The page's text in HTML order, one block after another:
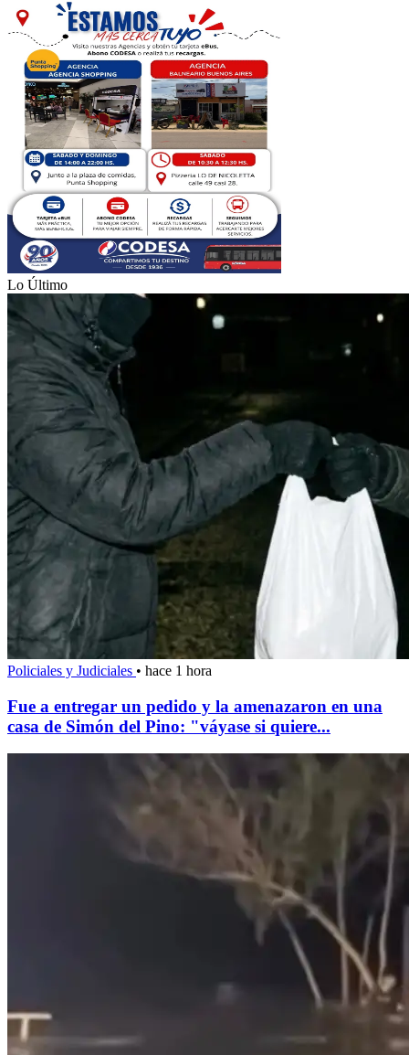
Lo Último
Policiales y Judiciales • hace 1 hora
Fue a entregar un pedido y la amenazaron en una
casa de Simón del Pino: "váyase si quiere...